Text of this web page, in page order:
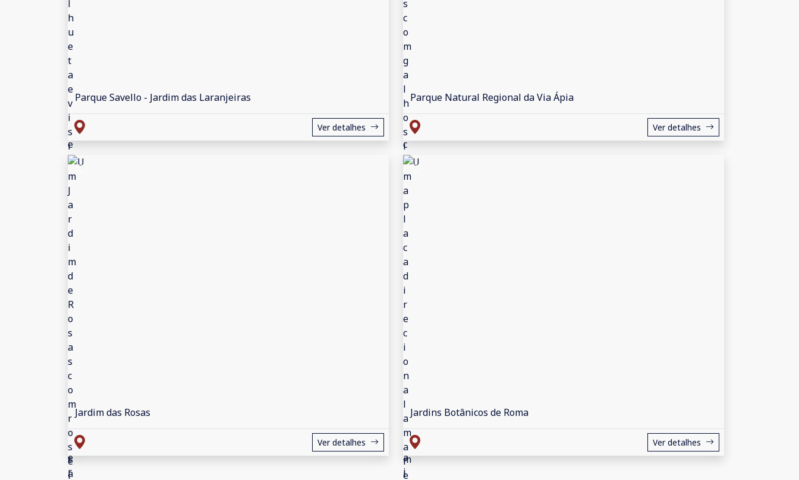
Parque Savello - Jardim das Laranjeiras
Ver detalhes
Parque Natural Regional da Via Ápia
Ver detalhes
Jardim das Rosas
Ver detalhes
Jardins Botânicos de Roma
Ver detalhes